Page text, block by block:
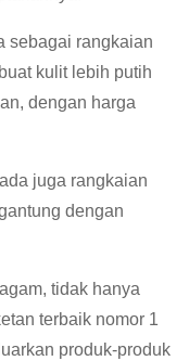
sebagai rangkaian
kulit lebih putih
dengan harga
juga rangkaian
dengan
tidak hanya
terbaik nomor 1
produk-produk